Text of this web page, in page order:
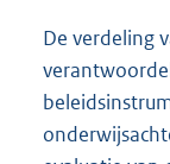
De verdeling